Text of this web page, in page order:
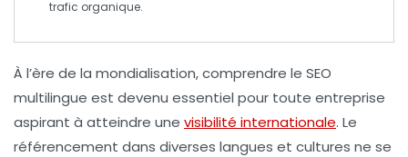
trafic organique.
À l’ère de la mondialisation,comprendre le SEO
multilingue est devenu essentiel pour toute entreprise
aspirant à atteindre une visibilité internationale. Le
référencement dans diverses langues et cultures ne se